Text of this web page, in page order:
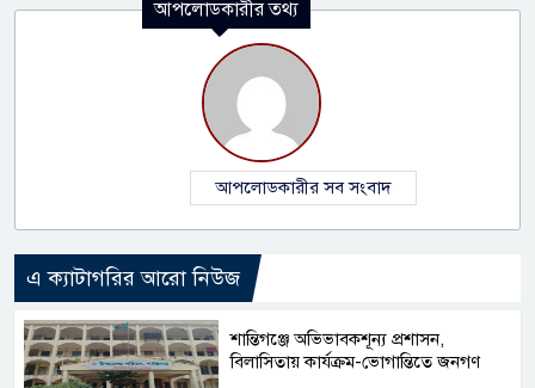
আপলোডকারীর তথ্য
আপলোডকারীর সব সংবাদ
এ ক্যাটাগরির আরো নিউজ
‎শান্তিগঞ্জে অভিভাবকশূন্য প্রশাসন,
‎বিলাসিতায় কার্যক্রম-ভোগান্তিতে জনগণ ‎